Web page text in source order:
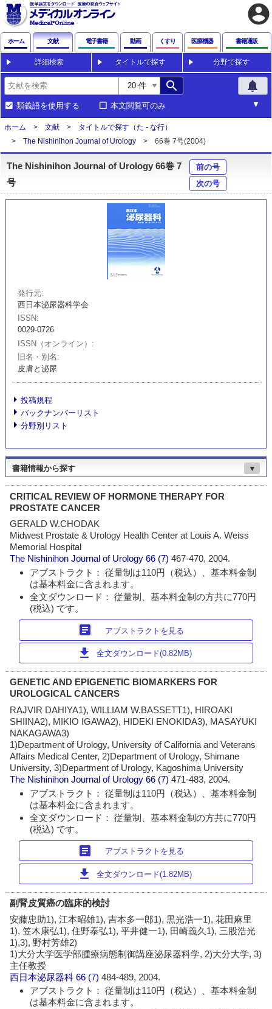
account_circle
ホーム 文献 電子書籍 動画 くすり 医療機器 書籍通販
詳細検索 タイトルで探す 分野で探す
search notifications
類義語を使用する 本文閲覧可のみ
ホーム 文献
タイトルで探す（た - な行）
The Nishinihon Journal of Urology
66巻 7号(2004)
The Nishinihon Journal of Urology 66巻 7
号
前の号
次の号
発行元
西日本泌尿器科学会
ISSN
0029-0726
ISSN（オンライン）
旧名・別名
皮膚と泌尿
投稿規程
バックナンバーリスト
分野別リスト
書籍情報から探す ▼
CRITICAL REVIEW OF HORMONE THERAPY FOR
PROSTATE CANCER
GERALD W.CHODAK
Midwest Prostate & Urology Health Center at Louis A. Weiss
Memorial Hospital
The Nishinihon Journal of Urology 66 (7)467-470, 2004.
アブストラクト： 従量制は110円（税込）、基本料金制
は基本料金に含まれます。
全文ダウンロード： 従量制、基本料金制の方共に770円
(税込) です。
article アブストラクトを見る
download 全文ダウンロード(0.82MB)
GENETIC AND EPIGENETIC BIOMARKERS FOR
UROLOGICAL CANCERS
RAJVIR DAHIYA1), WILLIAM W.BASSETT1), HIROAKI
SHIINA2), MIKIO IGAWA2), HIDEKI ENOKIDA3), MASAYUKI
NAKAGAWA3)
1)Department of Urology, University of California and Veterans
Affairs Medical Center, 2)Department of Urology, Shimane
University, 3)Department of Urology, Kagoshima University
The Nishinihon Journal of Urology 66 (7)471-483, 2004.
アブストラクト： 従量制は110円（税込）、基本料金制
は基本料金に含まれます。
全文ダウンロード： 従量制、基本料金制の方共に770円
(税込) です。
article アブストラクトを見る
download 全文ダウンロード(1.82MB)
副腎皮質癌の臨床的検討
安藤忠助1), 江本昭雄1), 吉本多一郎1), 黒光浩一1), 花田麻里
1), 笠木康弘1), 住野泰弘1), 平井健一1), 田崎義久1), 三股浩光
1),3), 野村芳雄2)
1)大分大学医学部腫療病態制御講座泌尿器科学, 2)大分大学, 3)
主任教授
西日本泌尿器科 66 (7)484-489, 2004.
アブストラクト： 従量制は110円（税込）、基本料金制
は基本料金に含まれます。